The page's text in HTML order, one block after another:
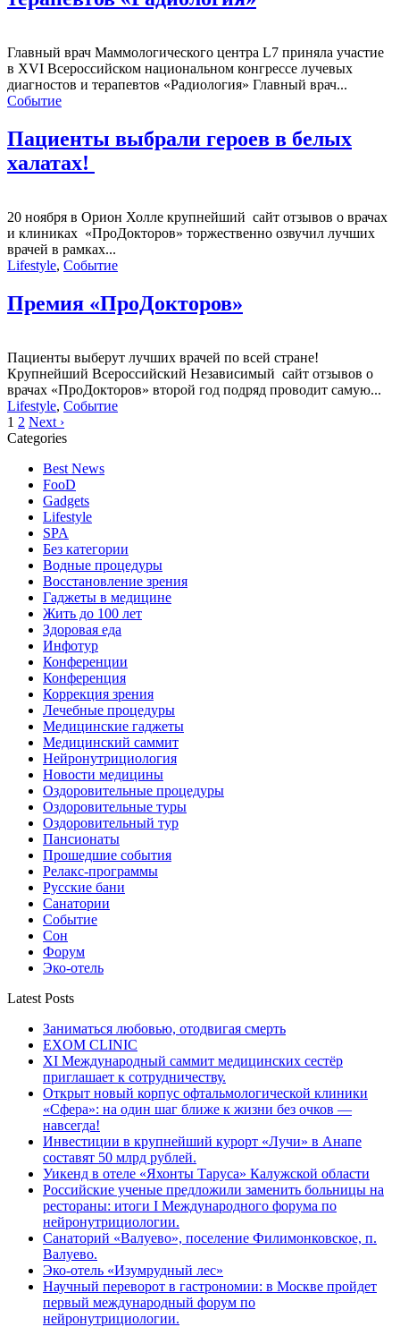
Главный врач Маммологического центра L7 приняла участие
в XVI Всероссийском национальном конгрессе лучевых
диагностов и терапевтов «Радиология» Главный врач...
Событие
Пациенты выбрали героев в белых
халатах!
20 ноября в Орион Холле крупнейший сайт отзывов о врачах
и клиниках «ПроДокторов» торжественно озвучил лучших
врачей в рамках...
Lifestyle, Событие
Премия «ПроДокторов»
Пациенты выберут лучших врачей по всей стране!
Крупнейший Всероссийский Независимый сайт отзывов о
врачах «ПроДокторов» второй год подряд проводит самую...
Lifestyle, Событие
1 2 Next ›
Categories
Best News
FooD
Gadgets
Lifestyle
SPA
Без категории
Водные процедуры
Восстановление зрения
Гаджеты в медицине
Жить до 100 лет
Здоровая еда
Инфотур
Конференции
Конференция
Коррекция зрения
Лечебные процедуры
Медицинские гаджеты
Медицинский саммит
Нейронутрициология
Новости медицины
Оздоровительные процедуры
Оздоровительные туры
Оздоровительный тур
Пансионаты
Прошедшие события
Релакс-программы
Русские бани
Санатории
Событие
Сон
Форум
Эко-отель
Latest Posts
Заниматься любовью, отодвигая смерть
EXOM CLINIC
XI Международный саммит медицинских сестёр
приглашает к сотрудничеству.
Открыт новый корпус офтальмологической клиники
«Сфера»: на один шаг ближе к жизни без очков —
навсегда!
Инвестиции в крупнейший курорт «Лучи» в Анапе
составят 50 млрд рублей.
Уикенд в отеле «Яхонты Таруса» Калужской области
Российские ученые предложили заменить больницы на
рестораны: итоги I Международного форума по
нейронутрициологии.
Санаторий «Валуево», поселение Филимонковское, п.
Валуево.
Эко-отель «Изумрудный лес»
Научный переворот в гастрономии: в Москве пройдет
первый международный форум по
нейронутрициологии.